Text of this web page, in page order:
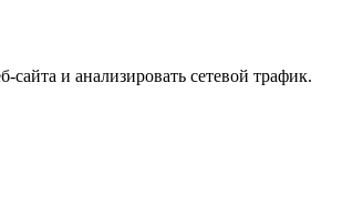
и анализировать сетевой трафик.